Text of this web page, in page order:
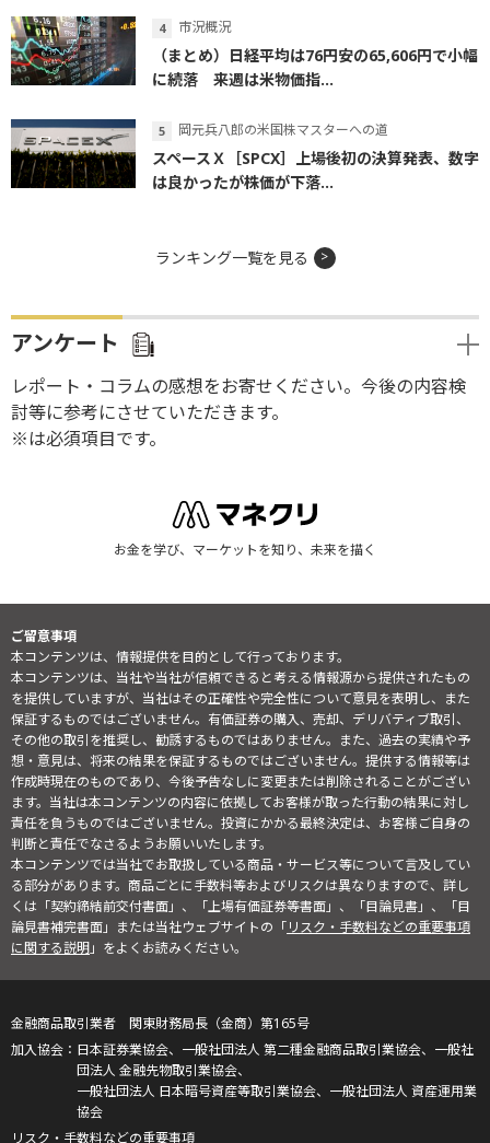
市況概況
（まとめ）日経平均は76円安の65,606円で小幅
に続落 来週は米物価指...
岡元兵八郎の米国株マスターへの道
スペースＸ［SPCX］上場後初の決算発表、数字
は良かったが株価が下落...
ランキング一覧を見る
アンケート
レポート・コラムの感想をお寄せください。今後の内容検
討等に参考にさせていただきます。
※は必須項目です。
お金を学び、マーケットを知り、未来を描く
ご留意事項
本コンテンツは、情報提供を目的として行っております。
本コンテンツは、当社や当社が信頼できると考える情報源から提供されたもの
を提供していますが、当社はその正確性や完全性について意見を表明し、また
保証するものではございません。有価証券の購入、売却、デリバティブ取引、
その他の取引を推奨し、勧誘するものではありません。また、過去の実績や予
想・意見は、将来の結果を保証するものではございません。提供する情報等は
作成時現在のものであり、今後予告なしに変更または削除されることがござい
ます。当社は本コンテンツの内容に依拠してお客様が取った行動の結果に対し
責任を負うものではございません。投資にかかる最終決定は、お客様ご自身の
判断と責任でなさるようお願いいたします。
本コンテンツでは当社でお取扱している商品・サービス等について言及してい
る部分があります。商品ごとに手数料等およびリスクは異なりますので、詳し
くは「契約締結前交付書面」、「上場有価証券等書面」、「目論見書」、「目
論見書補完書面」または当社ウェブサイトの「リスク・手数料などの重要事項
に関する説明」をよくお読みください。
金融商品取引業者 関東財務局長（金商）第165号
日本証券業協会、一般社団法人 第二種金融商品取引業協会、一般社
団法人 金融先物取引業協会、
一般社団法人 日本暗号資産等取引業協会、一般社団法人 資産運用業
協会
リスク・手数料などの重要事項